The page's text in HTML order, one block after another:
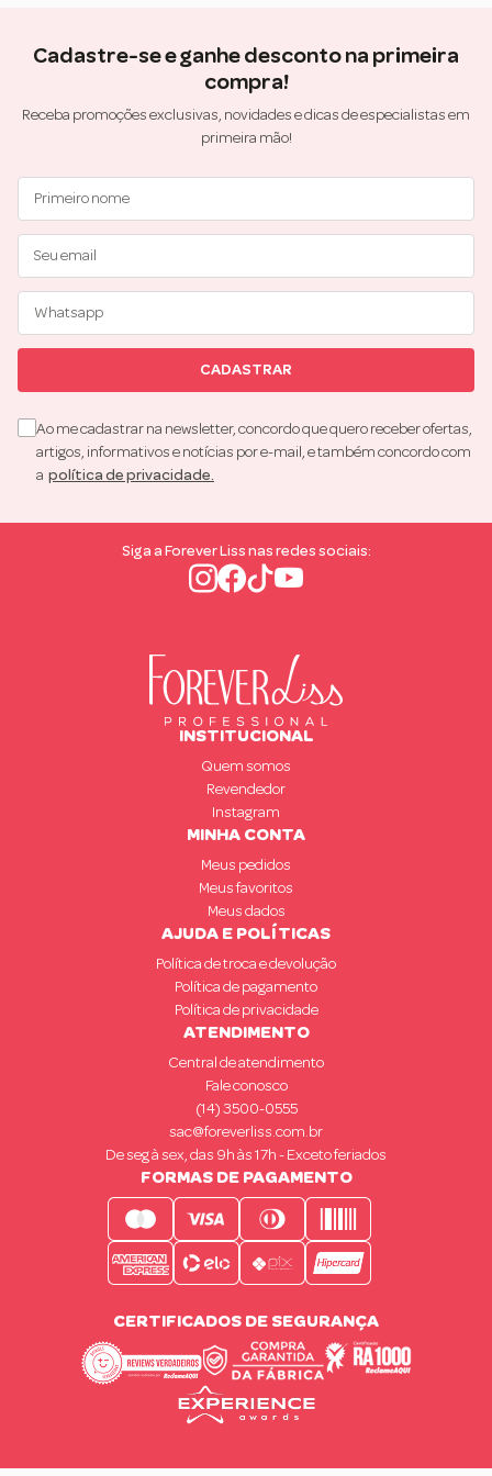
Cadastre-se e ganhe desconto na primeira
compra!
Receba promoções exclusivas, novidades e dicas de especialistas em
primeira mão!
CADASTRAR
Ao me cadastrar na newsletter, concordo que quero receber ofertas,
artigos, informativos e notícias por e-mail, e também concordo com
a política de privacidade.
Siga a Forever Liss nas redes sociais:
INSTITUCIONAL
Quem somos
Revendedor
Instagram
MINHA CONTA
Meus pedidos
Meus favoritos
Meus dados
AJUDA E POLÍTICAS
Política de troca e devolução
Política de pagamento
Política de privacidade
ATENDIMENTO
Central de atendimento
Fale conosco
(14) 3500-0555
sac@foreverliss.com.br
De seg à sex, das 9h às 17h - Exceto feriados
FORMAS DE PAGAMENTO
CERTIFICADOS DE SEGURANÇA